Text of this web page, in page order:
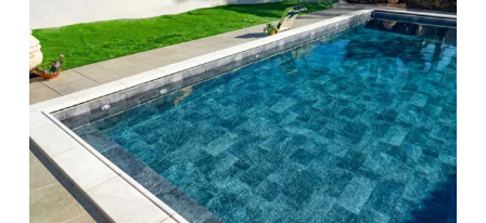
sur
mesure
pour
piscine